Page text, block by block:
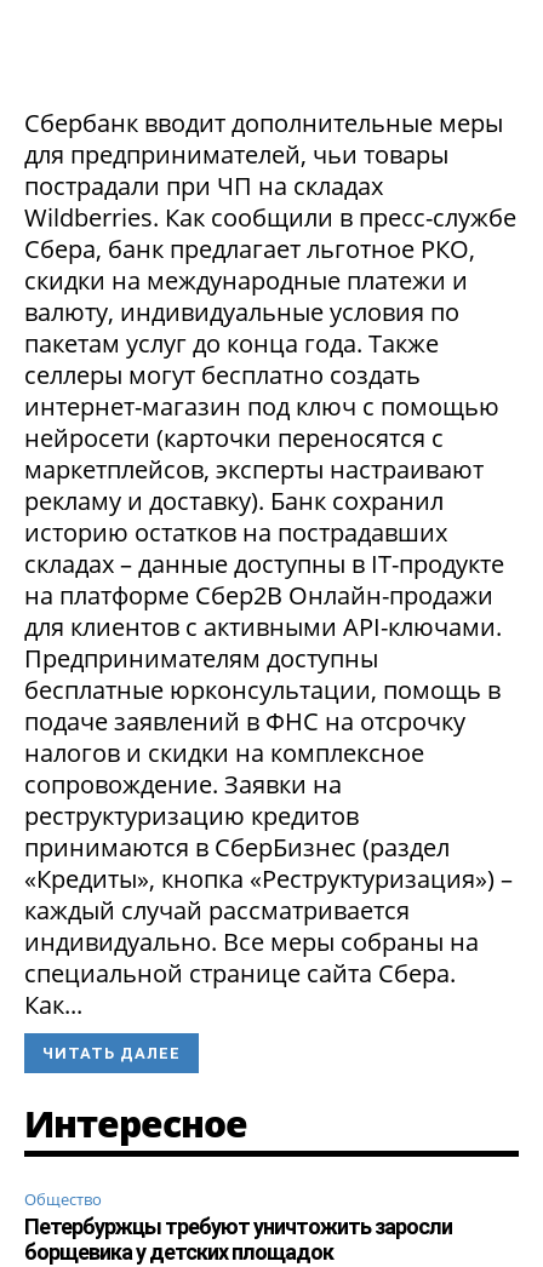
Сбербанк вводит дополнительные меры
для предпринимателей, чьи товары
пострадали при ЧП на складах
Wildberries. Как сообщили в пресс-службе
Сбера, банк предлагает льготное РКО,
скидки на международные платежи и
валюту, индивидуальные условия по
пакетам услуг до конца года. Также
селлеры могут бесплатно создать
интернет-магазин под ключ с помощью
нейросети (карточки переносятся с
маркетплейсов, эксперты настраивают
рекламу и доставку). Банк сохранил
историю остатков на пострадавших
складах – данные доступны в IT-продукте
на платформе Сбер2В Онлайн-продажи
для клиентов с активными API-ключами.
Предпринимателям доступны
бесплатные юрконсультации, помощь в
подаче заявлений в ФНС на отсрочку
налогов и скидки на комплексное
сопровождение. Заявки на
реструктуризацию кредитов
принимаются в СберБизнес (раздел
«Кредиты», кнопка «Реструктуризация») –
каждый случай рассматривается
индивидуально. Все меры собраны на
специальной странице сайта Сбера.
Как...
ЧИТАТЬ ДАЛЕЕ
Интересное
Общество
Петербуржцы требуют уничтожить заросли
борщевика у детских площадок